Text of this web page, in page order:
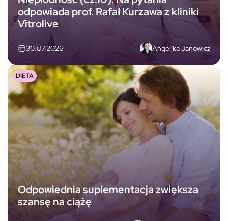
odpowiada prof. Rafał Kurzawa z kliniki
Vitrolive
30.07.2026 Angelika Janowicz
Odpowiednia suplementacja zwiększa
szansę na ciążę
DIETA